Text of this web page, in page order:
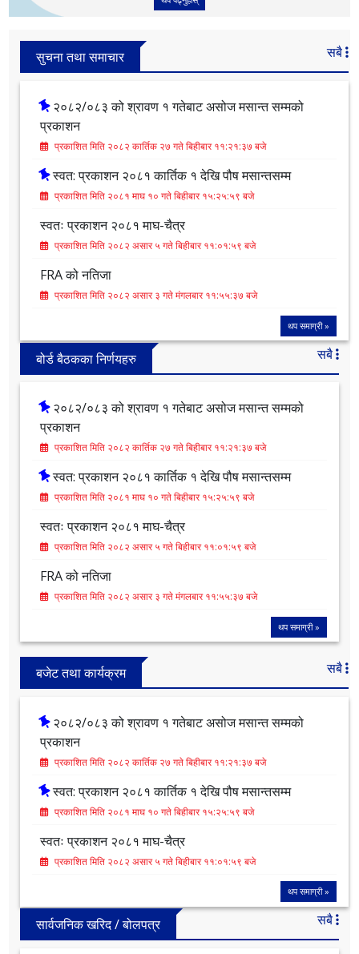
कुल प्रसाद भट्टराई
थप पढ्नुहोस्
सुचना तथा समाचार
२०८२/०८३ को श्रावण १ गतेबाट असोज मसान्त सम्मको
प्रकाशन
प्रकाशित मिति २०८२ कार्तिक २७ गते बिहीबार ११:२१:३७ बजे
स्वत: प्रकाशन २०८१ कार्तिक १ देखि पौष मसान्तसम्म
प्रकाशित मिति २०८१ माघ १० गते बिहीबार १५:२५:५९ बजे
प्रकाशित मिति २०८२ असार ५ गते बिहीबार ११:०१:५९ बजे
FRA को नतिजा
बोर्ड बैठकका निर्णयहरु
२०८२/०८३ को श्रावण १ गतेबाट असोज मसान्त सम्मको
प्रकाशन
प्रकाशित मिति २०८२ कार्तिक २७ गते बिहीबार ११:२१:३७ बजे
स्वत: प्रकाशन २०८१ कार्तिक १ देखि पौष मसान्तसम्म
प्रकाशित मिति २०८१ माघ १० गते बिहीबार १५:२५:५९ बजे
प्रकाशित मिति २०८२ असार ५ गते बिहीबार ११:०१:५९ बजे
FRA को नतिजा
थप समाग्री »
बजेट तथा कार्यक्रम
२०८२/०८३ को श्रावण १ गतेबाट असोज मसान्त सम्मको
प्रकाशन
प्रकाशित मिति २०८२ कार्तिक २७ गते बिहीबार ११:२१:३७ बजे
स्वत: प्रकाशन २०८१ कार्तिक १ देखि पौष मसान्तसम्म
प्रकाशित मिति २०८१ माघ १० गते बिहीबार १५:२५:५९ बजे
स्वतः प्रकाशन २०८१ माघ-चैत्र